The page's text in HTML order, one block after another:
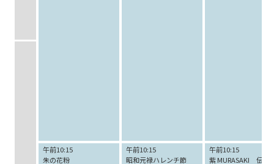
午前10:15
朱の花粉
午前10:15
昭和元禄ハレンチ節
午前10:15
紫 MURASAKI 伝説